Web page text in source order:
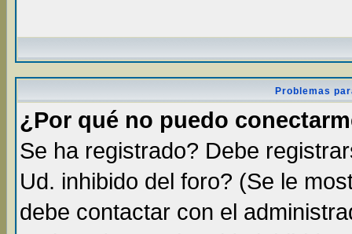
Problemas
¿Por qué no puedo
Se ha registrado? Debe
Ud. inhibido del foro? (Se le
debe contactar con el